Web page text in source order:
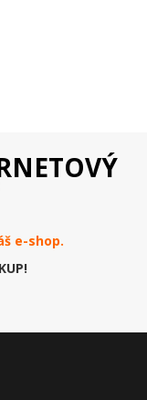
e-shop.